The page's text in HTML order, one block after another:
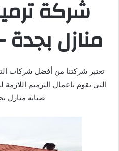
شركة
منازل بجدة
تعتبر شركتنا من أفضل شركات
التي تقوم باعمال الترميم
صيانه منازل